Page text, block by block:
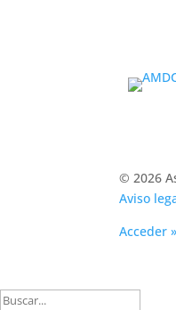
© 2026
Aviso
Acceder »